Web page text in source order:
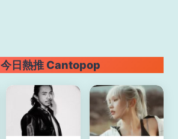
今日熱推 Cantopop